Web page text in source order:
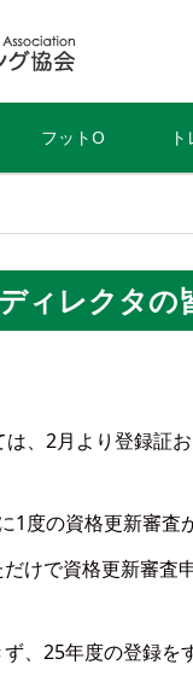
フットO
ィレクタの
、2月より登録証
1度の資格更新審
けで資格更新審査
、25年度の登録を